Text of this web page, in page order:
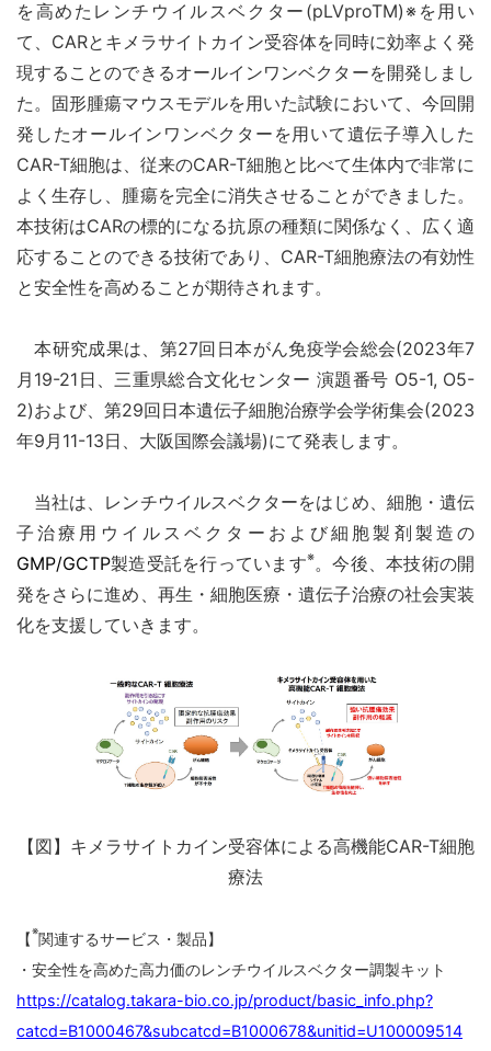
を高めたレンチウイルスベクター(pLVproTM)※を用い
て、CARとキメラサイトカイン受容体を同時に効率よく発
現することのできるオールインワンベクターを開発しまし
た。固形腫瘍マウスモデルを用いた試験において、今回開
発したオールインワンベクターを用いて遺伝子導入した
CAR-T細胞は、従来のCAR-T細胞と比べて生体内で非常に
よく生存し、腫瘍を完全に消失させることができました。
本技術はCARの標的になる抗原の種類に関係なく、広く適
応することのできる技術であり、CAR-T細胞療法の有効性
と安全性を高めることが期待されます。
本研究成果は、第27回日本がん免疫学会総会(2023年7
月19-21日、三重県総合文化センター 演題番号 O5-1, O5-
2)および、第29回日本遺伝子細胞治療学会学術集会(2023
年9月11-13日、大阪国際会議場)にて発表します。
当社は、レンチウイルスベクターをはじめ、細胞・遺伝
子治療用ウイルスベクターおよび細胞製剤製造の
GMP/GCTP製造受託を行っています※。今後、本技術の開
発をさらに進め、再生・細胞医療・遺伝子治療の社会実装
化を支援していきます。
【図】キメラサイトカイン受容体による高機能CAR-T細胞
療法
【※関連するサービス・製品】
・安全性を高めた高力価のレンチウイルスベクター調製キット
https://catalog.takara-bio.co.jp/product/basic_info.php?
catcd=B1000467&subcatcd=B1000678&unitid=U100009514